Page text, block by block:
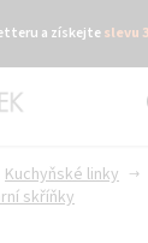
a získejteslevu
Kuchyňské linky
skříňky